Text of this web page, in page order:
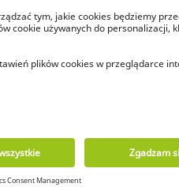
już naszym
klientem?
się, aby